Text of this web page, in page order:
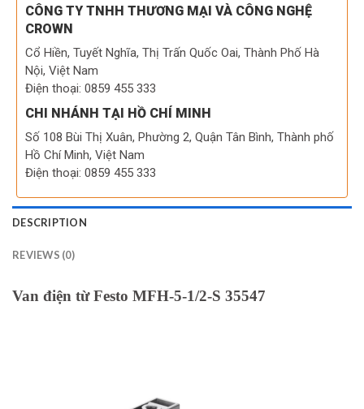
CÔNG TY TNHH THƯƠNG MẠI VÀ CÔNG NGHỆ
CROWN
Cổ Hiền, Tuyết Nghĩa, Thị Trấn Quốc Oai, Thành Phố Hà
Nội, Việt Nam
Điện thoại: 0859 455 333
CHI NHÁNH TẠI HỒ CHÍ MINH
Số 108 Bùi Thị Xuân, Phường 2, Quận Tân Bình, Thành phố
Hồ Chí Minh, Việt Nam
Điện thoại: 0859 455 333
DESCRIPTION
REVIEWS (0)
Van điện từ Festo MFH-5-1/2-S 35547